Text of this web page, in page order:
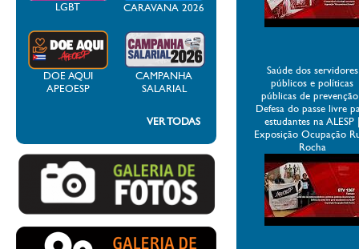
LGBT CARAVANA 2026
DOE AQUI
APEOESP
CAMPANHA
SALARIAL
VER TODAS
Saúde dos servidores
públicos e políticas
públicas de
Defesa do passe livre
estudantes na ALESP
Exposição Ocupação
Rocha